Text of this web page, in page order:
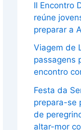
II Encontro
reúne
preparar a
Viagem de
passagens
encontro
Festa da
prepara-se
de
altar-mor